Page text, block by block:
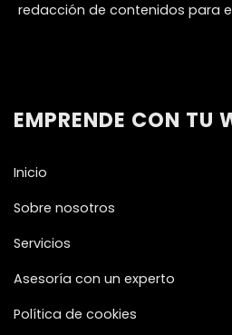
redacción de contenidos para
EMPRENDE CON TU
Inicio
Sobre nosotros
Servicios
Asesoría con un experto
Política de cookies